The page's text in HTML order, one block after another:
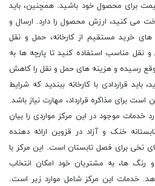
برای محصول خود باشید. همچنین، باید
می کنید، ارزش محصول را دارد. ارسال و
خرید مستقیم از کارخانه، حمل و نقل
مناسب استفاده کنید تا پارچه ها به
رسیده و هزینه های حمل و نقل را کاهش
باید قراردادی با کارخانه ببندید که شرایط
برای مذاکره قرارداد، مهارت نیاز باشد.
خدمات موجود در این مرکز مواردی را بیان
خنک و آزاد در قزوین ارائه دهنده
نخی برای فصل تابستان است. این مرکز با
رنگ ها، به مشتریان خود امکان انتخاب
خدمات این مرکز شامل موارد زیر است.